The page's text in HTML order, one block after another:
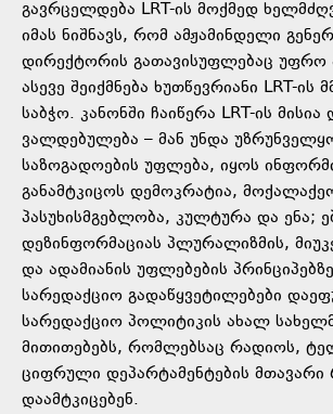
გავრცელდება LRT-ის მოქმედ
იმას ნიშნავს, რომ ამჟამინდელი
დირექტორის გათავისუფლებაც უფრო
ასევე შეიქმნება ხუთწევრიანი LRT-
საბჭო. კანონში ჩაიწერა LRT-ის მისია
ვალდებულება – მან უნდა
საზოგადოების უფლება, იყოს
განამტკიცოს დემოკრატია,
პასუხისმგებლობა, კულტურა და ენა;
დეზინფორმაციას პლურალიზმის,
და ადამიანის უფლებების
სარედაქციო გადაწყვეტილებები
სარედაქციო პოლიტიკის ახალ
მითითებებს, რომლებსაც რადიოს,
ციფრული დეპარტამენტების
დაამტკიცებენ.